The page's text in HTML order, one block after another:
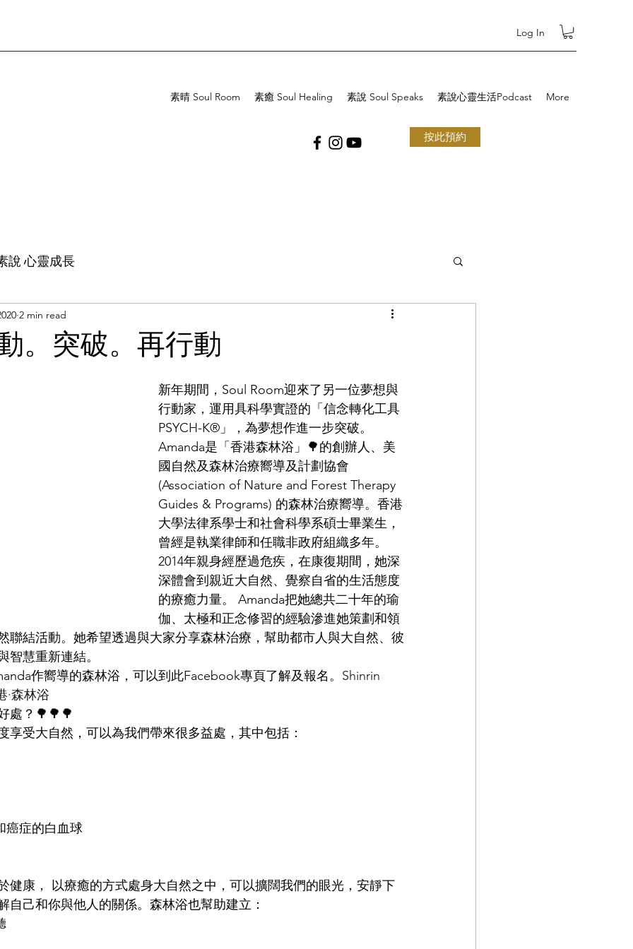
Log In
素晴 Soul Room 素癒 Soul Healing 素說 Soul Speaks 素說心靈生活Podcast More
按此預約
說 心靈成長
。突破。再行動
2 min read
新年期間，Soul Room迎來了另一位夢想與
行動家，運用具科學實證的「信念轉化工具
PSYCH-K®️」，為夢想作進一步突破。
Amanda是「香港森林浴」🌳的創辦人、美
國自然及森林治療嚮導及計劃協會
(Association of Nature and Forest Therapy
Guides & Programs) 的森林治療嚮導。香港
大學法律系學士和社會科學系碩士畢業生，
曾經是執業律師和任職非政府組織多年。
2014年親身經歷過危疾，在康復期間，她深
深體會到親近大自然、覺察自省的生活態度
的療癒力量。 Amanda把她總共二十年的瑜
伽、太極和正念修習的經驗滲進她策劃和領
聯結活動。她希望透過與大家分享森林治療，幫助都市人與大自然、彼
智慧重新連結。
作嚮導的森林浴，可以到此Facebook專頁了解及報名。 Shinrin
·森林浴
處？🌳🌳🌳
享受大自然，可以為我們帶來很多益處，其中包括：
癌症的白血球
健康， 以療癒的方式處身大自然之中，可以擴闊我們的眼光，安靜下
自己和你與他人的關係。森林浴也幫助建立：